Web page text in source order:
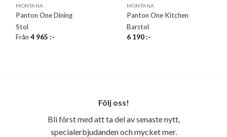
MONTANA
Panton One Dining
Stol
Från4 965:-
MONTANA
Panton One Kitchen
Barstol
6 190:-
Följ oss!
Bli först med att ta del av senaste nytt,
specialerbjudanden och mycket mer.